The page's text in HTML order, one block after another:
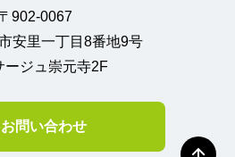
902-0067
安里一丁目8番地9号
ージュ崇元寺2F
お問い合わせ